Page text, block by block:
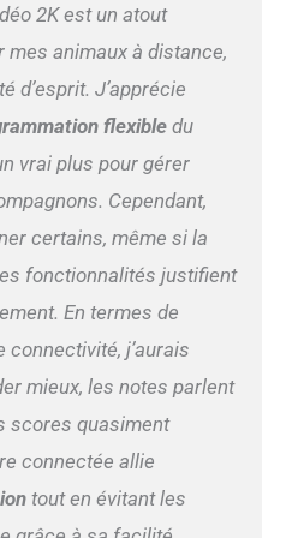
d'enregistrement
aliments. FACILE À
Tellur Smart App,
App, Tuya App
via Internet,
avec les
Les applications
en charge jusqu'à
pouvez donc avoir une
application pour tous
CONTRÔLE
ET CONTRÔLE À
- Conçu pour être
à votre écosystème
HOME, le
distributeur d'aliments pour
2K est un atout
animaux à distance,
d’esprit. J’apprécie
flexibledu
vrai plus pour gérer
Cependant,
certains, même si la
fonctionnalités justifient
En termes de
connectivité, j’aurais
mieux, les notes parlent
scores quasiment
connectée allie
tout en évitant les